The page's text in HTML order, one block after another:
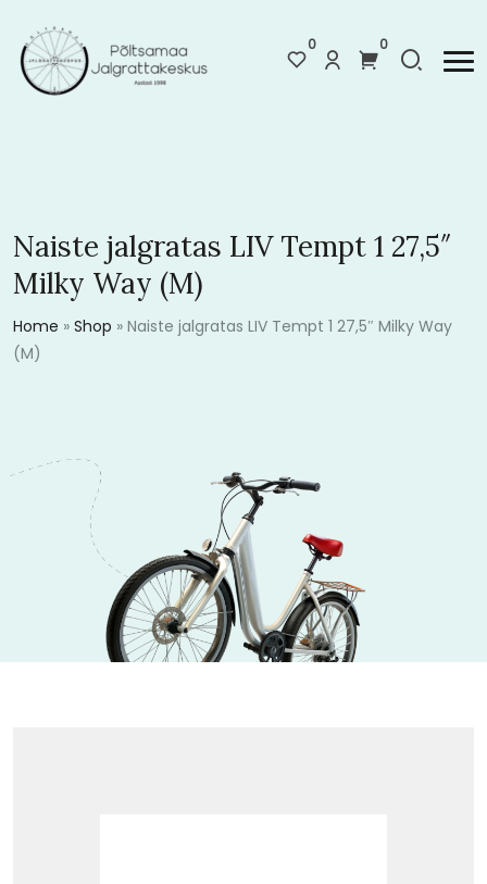
0 0
Naiste jalgratas LIV Tempt 1 27,5″
Milky Way (M)
Home » Shop » Naiste jalgratas LIV Tempt 1 27,5″ Milky Way
(M)